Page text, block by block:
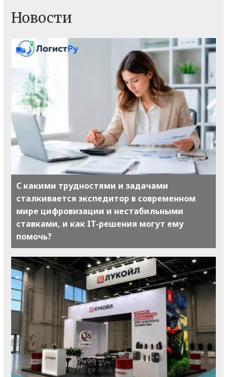
Новости
С какими трудностями и задачами
сталкивается экспедитор в современном
мире цифровизации и нестабильными
ставками, и как IT-решения могут ему
помочь?